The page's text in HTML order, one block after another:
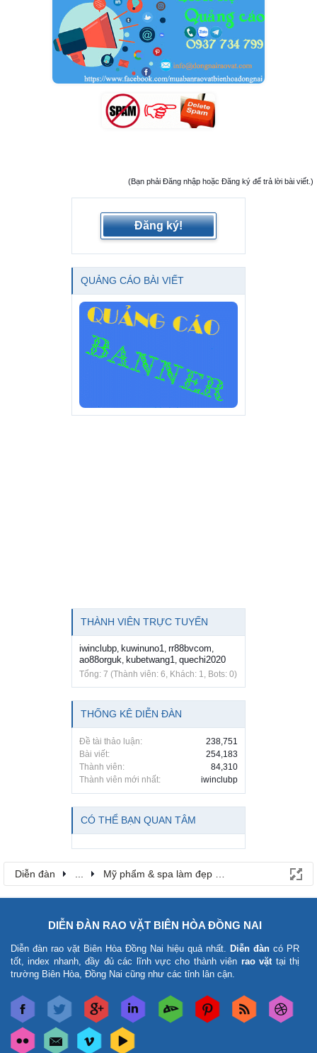
(Bạn phải Đăng nhập hoặc Đăng ký để trả lời bài viết.)
Đăng ký!
QUẢNG CÁO BÀI VIẾT
THÀNH VIÊN TRỰC TUYẾN
iwinclubp kuwinuno1 rr88bvcom
ao88orguk kubetwang1 quechi2020
Tổng: 7 (Thành viên: 6, Khách: 1, Bots: 0)
THỐNG KÊ DIỄN ĐÀN
Đề tài thảo luận:
238,751
Bài viết:
254,183
Thành viên:
84,310
Thành viên mới nhất:
iwinclubp
CÓ THỂ BẠN QUAN TÂM
Diễn đàn Mỹ phẩm & spa làm đẹp tại Đồng Nai
DIỄN ĐÀN RAO VẶT BIÊN HÒA ĐỒNG NAI
Diễn đàn rao vặt Biên Hòa Đồng Nai hiệu quả nhất. Diễn đàn có PR
tốt, index nhanh, đầy đủ các lĩnh vực cho thành viên rao vặt tại thị
trường Biên Hòa, Đồng Nai cũng như các tỉnh lân cận.